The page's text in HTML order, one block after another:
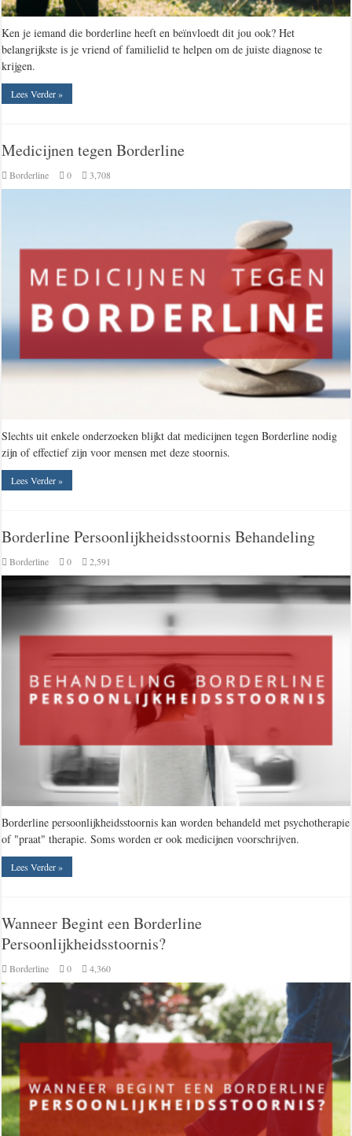
Ken je iemand die borderline heeft en beïnvloedt dit jou ook? Het
belangrijkste is je vriend of familielid te helpen om de juiste diagnose te
krijgen.
Lees Verder »
Medicijnen tegen Borderline
Borderline 0 3,708
Slechts uit enkele onderzoeken blijkt dat medicijnen tegen Borderline nodig
zijn of effectief zijn voor mensen met deze stoornis.
Lees Verder »
Borderline Persoonlijkheidsstoornis Behandeling
Borderline 0 2,591
Borderline persoonlijkheidsstoornis kan worden behandeld met psychotherapie
of "praat" therapie. Soms worden er ook medicijnen voorschrijven.
Lees Verder »
Wanneer Begint een Borderline
Persoonlijkheidsstoornis?
Borderline 0 4,360